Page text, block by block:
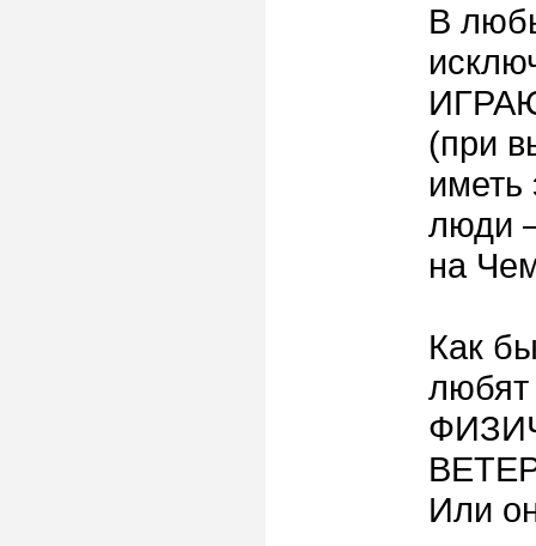
В
(при
люди
на
Как
любят
Или